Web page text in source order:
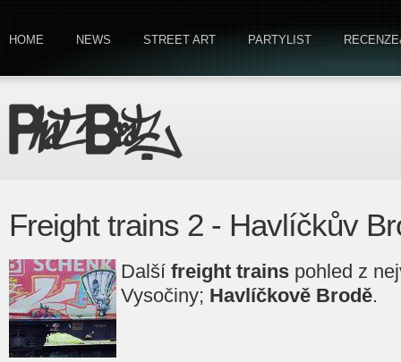
HOME NEWS STREET ART PARTYLIST
Freight trains 2 - Havlíčkův
Další freight trains pohled z
Vysočiny; Havlíčkově Brodě.